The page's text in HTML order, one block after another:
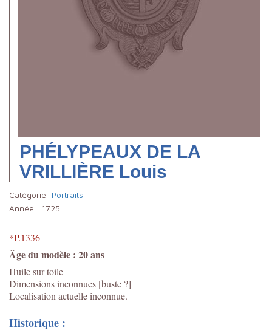
PHÉLYPEAUX DE LA
VRILLIÈRE Louis
Catégorie: Portraits
Année : 1725
*P.1336
Âge du modèle : 20 ans
Huile sur toile
Dimensions inconnues [buste ?]
Localisation actuelle inconnue.
Historique :